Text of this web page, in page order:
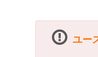
ユー